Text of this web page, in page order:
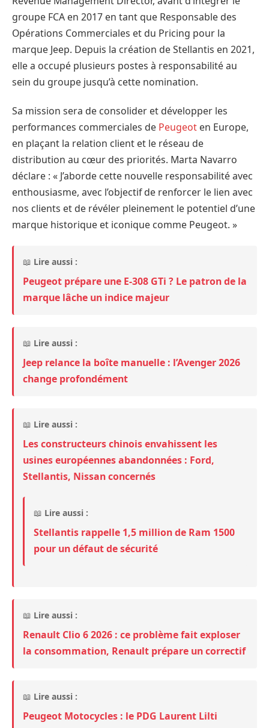
groupe FCA en 2017 en tant que Responsable des
Opérations Commerciales et du Pricing pour la
marque Jeep. Depuis la création de Stellantis en 2021,
elle a occupé plusieurs postes à responsabilité au
sein du groupe jusqu’à cette nomination.
Sa mission sera de consolider et développer les
performances commerciales de Peugeot en Europe,
en plaçant la relation client et le réseau de
distribution au cœur des priorités. Marta Navarro
déclare : « J’aborde cette nouvelle responsabilité avec
enthousiasme, avec l’objectif de renforcer le lien avec
nos clients et de révéler pleinement le potentiel d’une
marque historique et iconique comme Peugeot. »
📖 Lire aussi :
Peugeot prépare une E-308 GTi ? Le patron de la
marque lâche un indice majeur
📖 Lire aussi :
Jeep relance la boîte manuelle : l’Avenger 2026
change profondément
📖 Lire aussi :
Les constructeurs chinois envahissent les
usines européennes abandonnées : Ford,
Stellantis, Nissan concernés
📖 Lire aussi :
Stellantis rappelle 1,5 million de Ram 1500
pour un défaut de sécurité
📖 Lire aussi :
Renault Clio 6 2026 : ce problème fait exploser
la consommation, Renault prépare un correctif
📖 Lire aussi :
Peugeot Motocycles : le PDG Laurent Lilti